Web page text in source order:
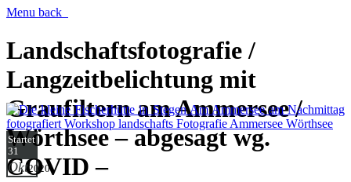
Menu back
Landschaftsfotografie /
Langzeitbelichtung mit
Graufiltern am Ammersee /
Wörthsee – abgesagt wg.
COVID –
Startet
31
Okt2020